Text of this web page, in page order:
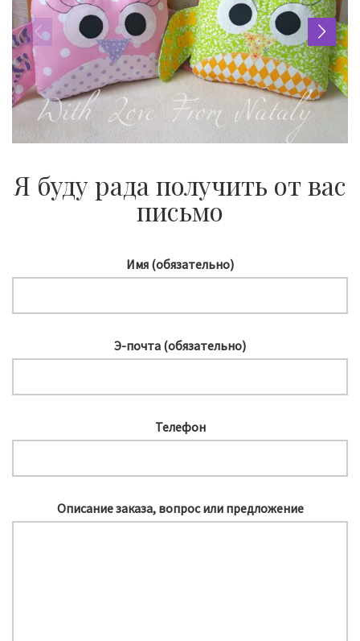
Я буду рада получить от вас
письмо
Имя (обязательно)
Э-почта (обязательно)
Телефон
Описание заказа, вопрос или предложение